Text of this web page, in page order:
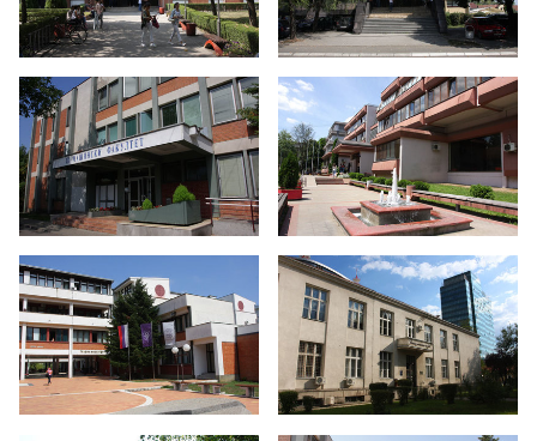
Реакредитација Универзитета у Бањој Луци и
акредитација 16 студијских програма
Дан отворених врата - 2019.
Годишња изложба Академије умјетности
Дан отворених врата 2022. година